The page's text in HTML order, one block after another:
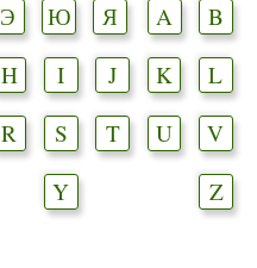
Э Ю Я A
B
H I J K
L
R S T U
V
Y Z